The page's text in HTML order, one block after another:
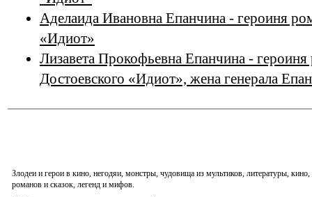
Аделаида Ивановна Епанчина - героиня
«Идиот»
Лизавета Прокофьевна Епанчина -
Достоевского «Идиот», жена генерала
Злодеи и герои в кино, негодяи, монстры, чудовища из мультиков, литературы,
романов и сказок, легенд и мифов.